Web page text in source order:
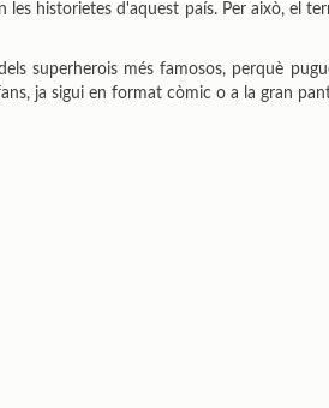
historietes d'aquest país. Per això, el
superherois més famosos, perquè
ja sigui en format còmic o a la gran